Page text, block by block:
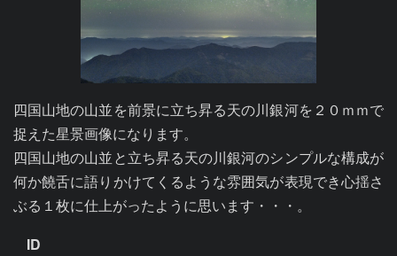
四国山地の山並を前景に立ち昇る天の川銀河を２０ｍｍで
捉えた星景画像になります。
四国山地の山並と立ち昇る天の川銀河のシンプルな構成が
何か饒舌に語りかけてくるような雰囲気が表現でき心揺さ
ぶる１枚に仕上がったように思います・・・。
ID